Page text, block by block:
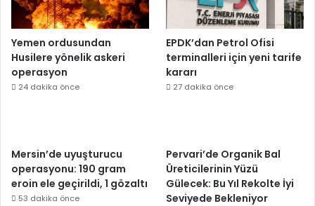
Yemen ordusundan
Husilere yönelik askeri
operasyon
24 dakika önce
EPDK’dan Petrol Ofisi
terminalleri için yeni tarife
kararı
27 dakika önce
Mersin’de uyuşturucu
operasyonu: 190 gram
eroin ele geçirildi, 1 gözaltı
53 dakika önce
Pervari’de Organik Bal
Üreticilerinin Yüzü
Gülecek: Bu Yıl Rekolte İyi
Seviyede Bekleniyor